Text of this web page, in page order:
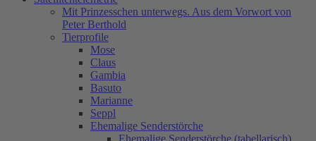
Mit Prinzesschen unterwegs. Aus dem Vorwort von
Peter Berthold
Tierprofile
Mose
Claus
Gambia
Basuto
Marianne
Seppl
Ehemalige Senderstörche
Ehemalige Senderstörche (tabellarisch)